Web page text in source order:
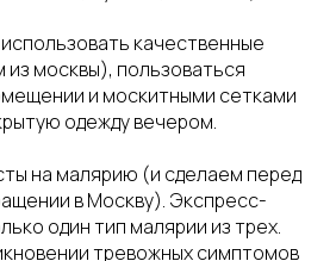
качественные
москвы), пользоваться
и москитными сетками
одежду вечером.
на малярию (и сделаем перед
в Москву). Экспресс-
один тип малярии из трех.
тревожных симптомов